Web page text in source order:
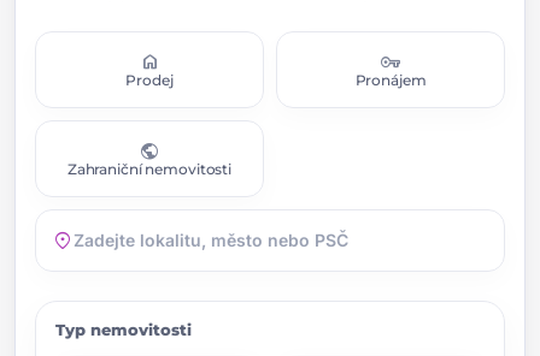
home
Prodej
vpn_key
Pronájem
public
Zahraniční nemovitosti
location_on
Typ nemovitosti